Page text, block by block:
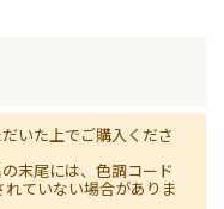
いた上でご購入くださ
末尾には、色調コード
れていない場合がありま